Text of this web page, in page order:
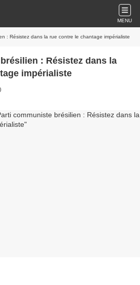
MENU
: Résistez dans la rue contre le chantage impérialiste
: Résistez dans la
impérialiste